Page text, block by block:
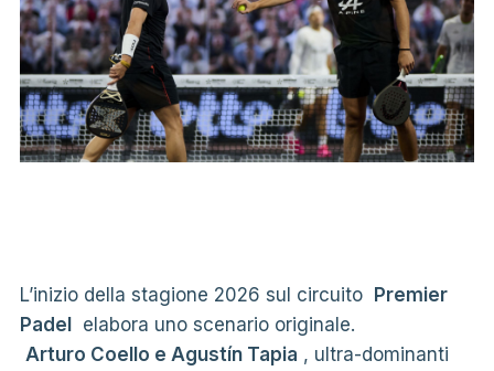
L’inizio della stagione 2026 sul circuito Premier
Padelelabora uno scenario originale.
Arturo Coello e Agustín Tapia , ultra-dominanti